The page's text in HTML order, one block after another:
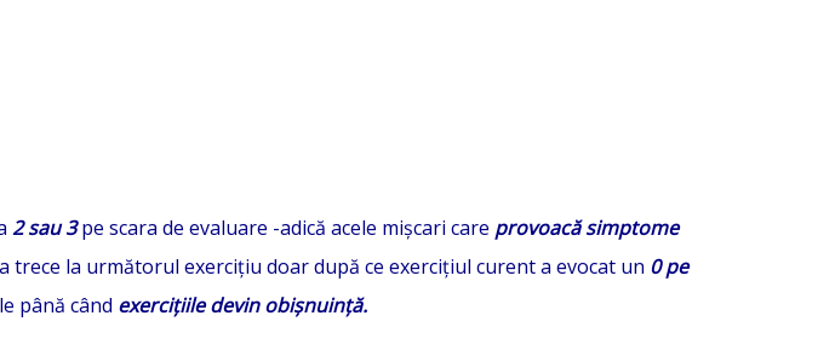
2 sau 3pe scara de evaluare -adică acele mișcari care provoacă simptome
trece la următorul exercițiu doar după ce exercițiul curent a evocat un 0 pe
până când exercițiile devin obișnuință.